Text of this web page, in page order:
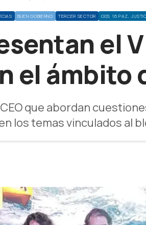
BUEN GOBIERNO TERCER SECTOR ODS 16 PAZ,
el
el ámbito
que abordan
los temas vinculados al